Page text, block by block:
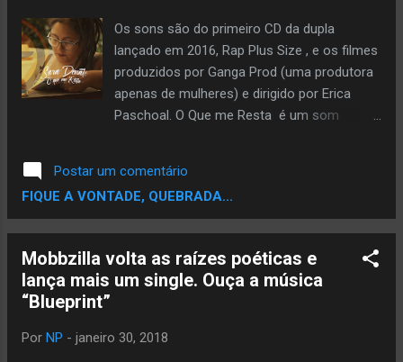
Os sons são do primeiro CD da dupla
lançado em 2016, Rap Plus Size , e os filmes
produzidos por Ganga Prod (uma produtora
apenas de mulheres) e dirigido por Erica
Paschoal. O Que me Resta é um som
com o Hip Hop e todo amor e fé que
existem em volta desse sonho e vida. Já
Issa Paz , chega intima em
referencias femininas que são inspirações
pessoais mostrando como
outras mulheres no Rap e no Hip Hop. Os
Postar um comentário
FIQUE A VONTADE, QUEBRADA...
Mobbzilla volta as raízes poéticas e
lança mais um single. Ouça a música
“Blueprint”
Por NP - janeiro 30, 2018